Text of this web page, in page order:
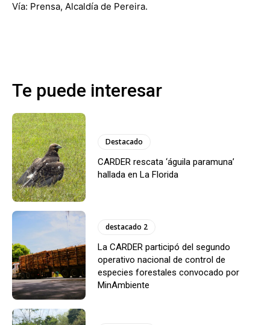
Vía: Prensa, Alcaldía de Pereira.
Te puede interesar
Destacado
CARDER rescata ‘águila paramuna’
hallada en La Florida
destacado 2
La CARDER participó del segundo
operativo nacional de control de
especies forestales convocado por
MinAmbiente